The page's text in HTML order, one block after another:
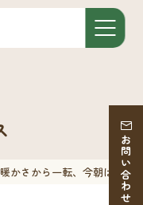
お問い合わせ
かさから一転、今朝は冷え